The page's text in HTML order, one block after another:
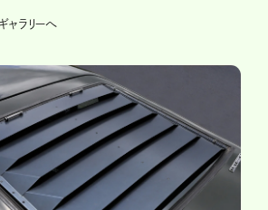
ャラリーへ